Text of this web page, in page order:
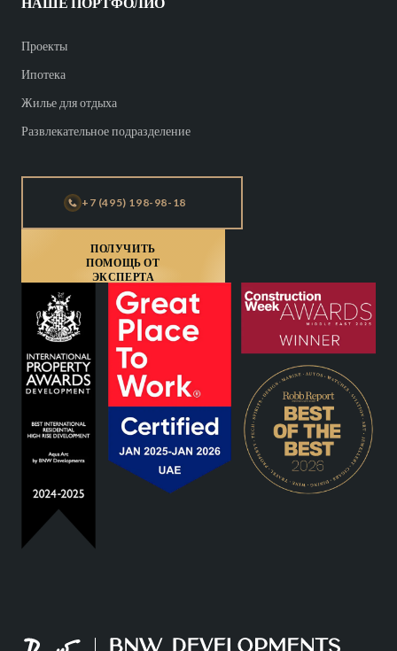
Проекты
Ипотека
Жилье для отдыха
Развлекательное подразделение
+7 (495) 198-98-18
ПОЛУЧИТЬ
ПОМОЩЬ ОТ
ЭКСПЕРТА